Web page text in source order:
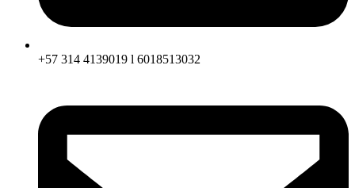
+57 314 4139019 l 6018513032